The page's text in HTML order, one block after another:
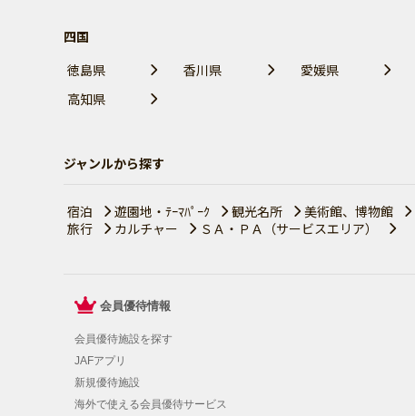
四国
徳島県
香川県
愛媛県
高知県
ジャンルから探す
宿泊 遊園地・ﾃｰﾏﾊﾟｰｸ 観光名所 美術館、博物館
旅行
カルチャー ＳＡ・ＰＡ（サービスエリア）
会員優待情報
会員優待施設を探す
JAFアプリ
新規優待施設
海外で使える会員優待サービス